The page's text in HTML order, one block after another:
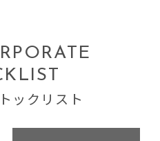
ックリスト